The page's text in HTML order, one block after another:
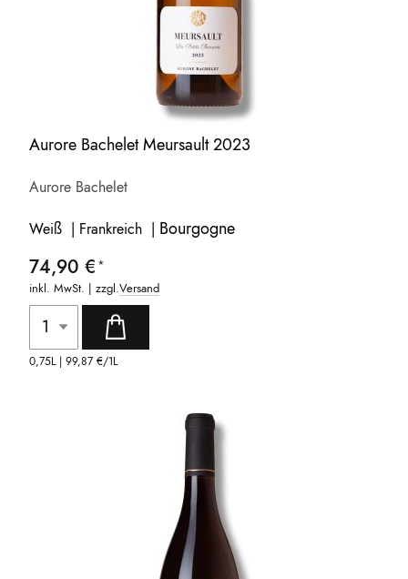
Aurore Bachelet Meursault 2023
Aurore Bachelet
Weiß | Frankreich | Bourgogne
74,90 €
inkl. MwSt. | zzgl.Versand
0,75L |99,87 €/1L